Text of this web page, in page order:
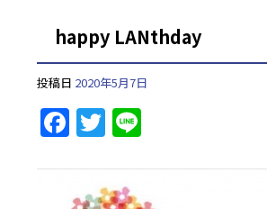
happy LANthday
投稿日 2020年5月7日
F
c
T
itte